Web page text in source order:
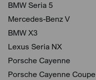
BMW Seria 5
Mercedes-Benz V
BMW X3
Lexus Seria NX
Porsche Cayenne
Porsche Cayenne Coupe